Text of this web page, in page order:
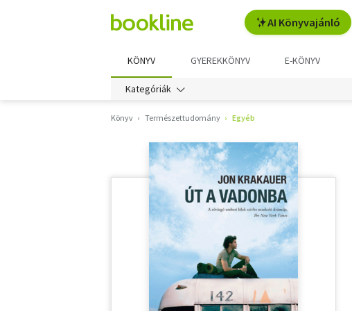
AI Könyvajánló
KÖNYV GYEREKKÖNYV E-KÖNYV
Kategóriák
Könyv Természettudomány Egyéb